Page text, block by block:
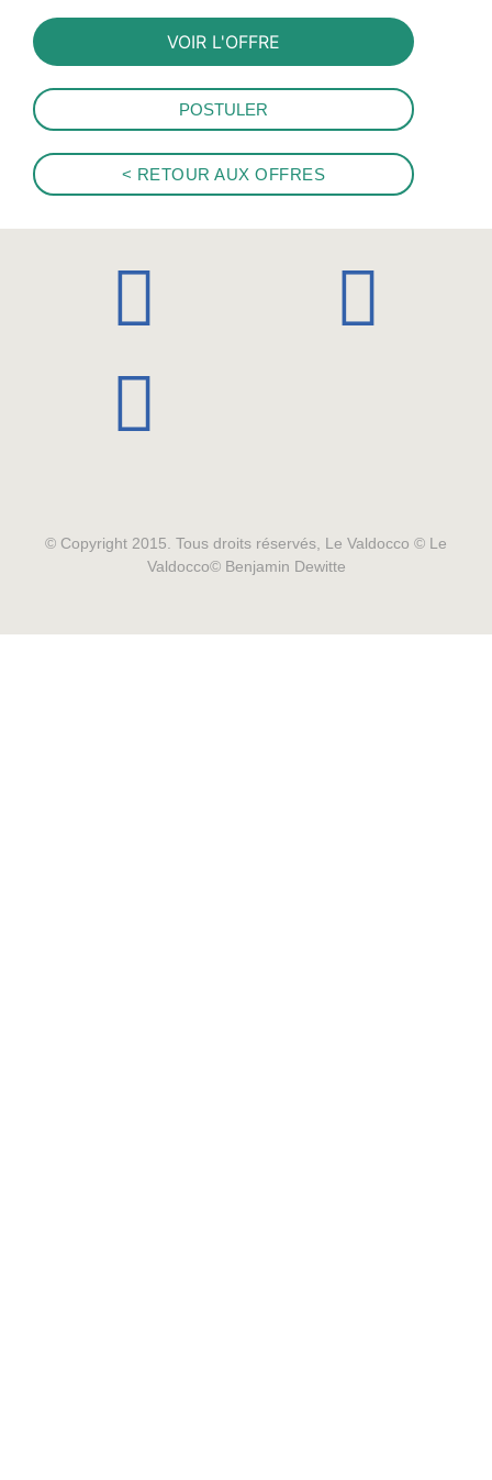
VOIR L'OFFRE
POSTULER
< RETOUR AUX OFFRES
© Copyright 2015. Tous droits réservés, Le Valdocco © Le
Valdocco© Benjamin Dewitte